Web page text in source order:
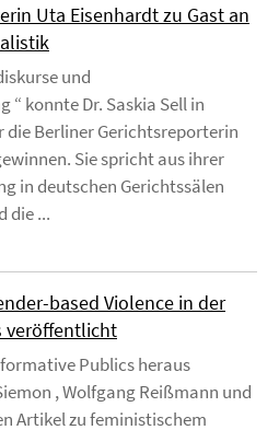
Uta Eisenhardt zu Gast an
und
konnte Dr. Saskia Sell in
die Berliner Gerichtsreporterin
Sie spricht aus ihrer
in deutschen Gerichtssälen
die ...
based Violence in der
veröffentlicht
Publics heraus
, Wolfgang Reißmann und
Artikel zu feministischem